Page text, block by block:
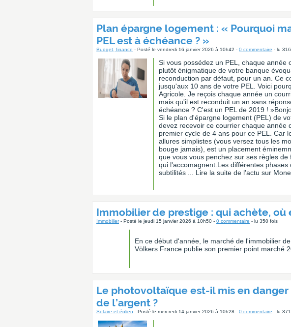
Plan épargne logement : « Pourquoi
PEL est à échéance ? »
Budget, finance - Posté le vendredi 16 janvier 2026 à 10h42 - 0 commentaire - lu
Si vous possédez un PEL, chaque
plutôt énigmatique de votre banque
reconduction par défaut, pour un an. Ce
jusqu'aux 10 ans de votre PEL. Voici
Agricole. Je reçois chaque année un
mais qu'il est reconduit un an sans
échéance ? C'est un PEL de 2019 !
Si le plan d'épargne logement (PEL) de
devez recevoir ce courrier chaque année
premier cycle de 4 ans pour ce PEL. Car
allures simplistes (vous versez tous les
bouge jamais), est un placement
que vous vous penchez sur ses règles
qui l'accomagnent.Les différentes
subtilités ... Lire la suite de l'actu sur
Immobilier de prestige : qui achète, où
Immobilier- Posté le jeudi 15 janvier 2026 à 10h50 - 0 commentaire - lu 350 fois
En ce début d'année, le marché de l'immobilier
Völkers France publie son premier point marché
Le photovoltaïque est-il mis en danger
de l’argent ?
Solaire et éolien - Posté le mercredi 14 janvier 2026 à 10h28 - 0 commentaire - lu